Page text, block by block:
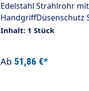
Edelstahl Strahlrohr
HandgriffDüsenschutz
bar / 45 l/min /
Inhalt: 1 Stück
Ab 51,86 €*